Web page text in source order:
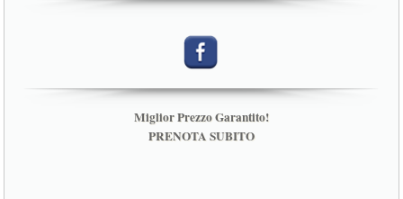
Miglior Prezzo Garantito!
PRENOTA SUBITO